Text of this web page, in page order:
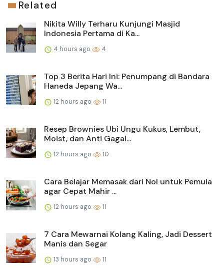
Related
Nikita Willy Terharu Kunjungi Masjid
Indonesia Pertama di Ka...
4 hours ago 4
Top 3 Berita Hari Ini: Penumpang di Bandara
Haneda Jepang Wa...
12 hours ago 11
Resep Brownies Ubi Ungu Kukus, Lembut,
Moist, dan Anti Gagal...
12 hours ago 10
Cara Belajar Memasak dari Nol untuk Pemula
agar Cepat Mahir ...
12 hours ago 11
7 Cara Mewarnai Kolang Kaling, Jadi Dessert
Manis dan Segar
13 hours ago 11